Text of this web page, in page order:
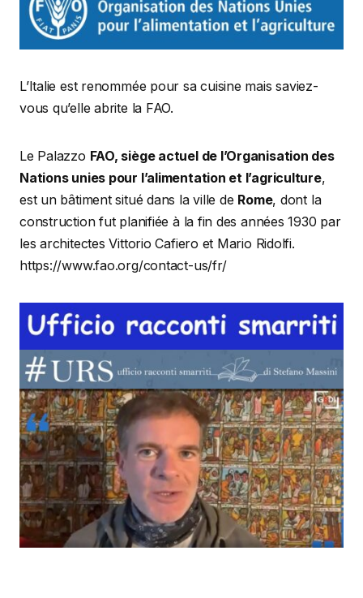
L’Italie est renommée pour sa cuisine mais saviez-
vous qu’elle abrite la FAO.
Le Palazzo FAO, siège actuel de l’Organisation des
Nations unies pour l’alimentation et l’agriculture,
est un bâtiment situé dans la ville de Rome, dont la
construction fut planifiée à la fin des années 1930 par
les architectes Vittorio Cafiero et Mario Ridolfi.
https://www.fao.org/contact-us/fr/